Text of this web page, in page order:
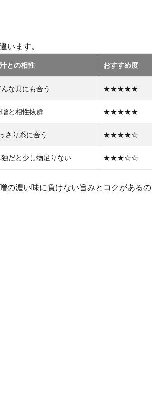
います。
との相性 おすすめ度
な具にも合う ★★★★★
と相性抜群 ★★★★★
さり系に合う ★★★★☆
だと少し物足りない ★★★☆☆
の濃い味に負けない旨みとコクがあるの